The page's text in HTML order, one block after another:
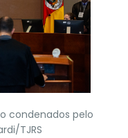
condenados pelo
TJRS